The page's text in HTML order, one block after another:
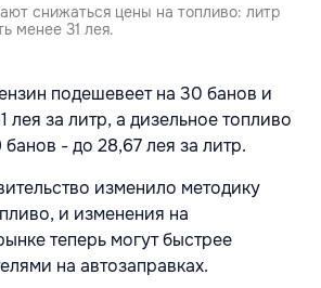
снижаться цены на топливо: литр
менее 31 лея.
подешевеет на 30 банов и
лея за литр, а дизельное топливо
- до 28,67 лея за литр.
изменило методику
и изменения на
теперь могут быстрее
на автозаправках.